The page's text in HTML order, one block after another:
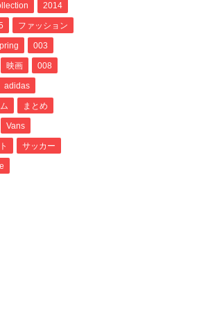
2014
ファッション
003
映画 008
adidas
まとめ
Vans
サッカー